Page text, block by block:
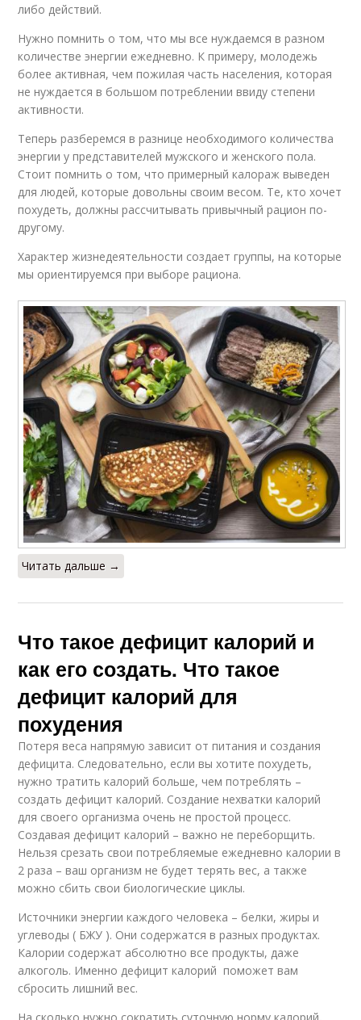
либо действий.
Нужно помнить о том, что мы все нуждаемся в разном
количестве энергии ежедневно. К примеру, молодежь
более активная, чем пожилая часть населения, которая
не нуждается в большом потреблении ввиду степени
активности.
Теперь разберемся в разнице необходимого количества
энергии у представителей мужского и женского пола.
Стоит помнить о том, что примерный калораж выведен
для людей, которые довольны своим весом. Те, кто хочет
похудеть, должны рассчитывать привычный рацион по-
другому.
Характер жизнедеятельности создает группы, на которые
мы ориентируемся при выборе рациона.
Читать дальше →
Что такое дефицит калорий и
как его создать. Что такое
дефицит калорий для
похудения
Потеря веса напрямую зависит от питания и создания
дефицита. Следовательно, если вы хотите похудеть,
нужно тратить калорий больше, чем потреблять –
создать дефицит калорий. Создание нехватки калорий
для своего организма очень не простой процесс.
Создавая дефицит калорий – важно не переборщить.
Нельзя срезать свои потребляемые ежедневно калории в
2 раза – ваш организм не будет терять вес, а также
можно сбить свои биологические циклы.
Источники энергии каждого человека – белки, жиры и
углеводы ( БЖУ ). Они содержатся в разных продуктах.
Калории содержат абсолютно все продукты, даже
алкоголь. Именно дефицит калорий поможет вам
сбросить лишний вес.